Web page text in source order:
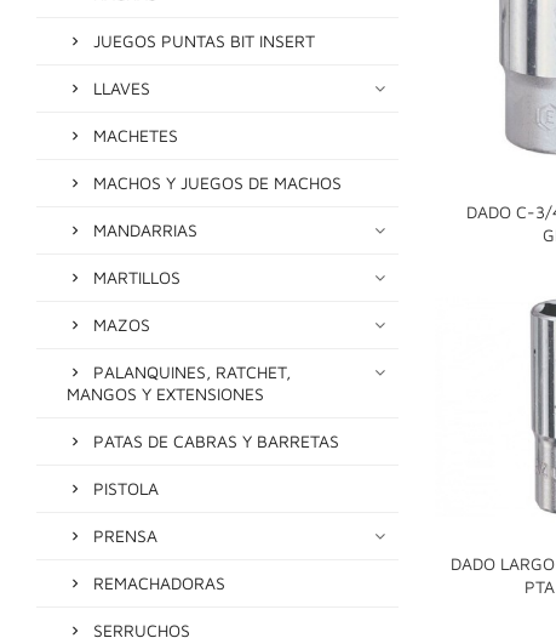
JUEGOS PUNTAS BIT INSERT
LLAVES
MACHETES
MACHOS Y JUEGOS DE MACHOS
MANDARRIAS
MARTILLOS
MAZOS
PALANQUINES, RATCHET,
MANGOS Y EXTENSIONES
PATAS DE CABRAS Y BARRETAS
PISTOLA
PRENSA
REMACHADORAS
SERRUCHOS
DADO C-
DADO
